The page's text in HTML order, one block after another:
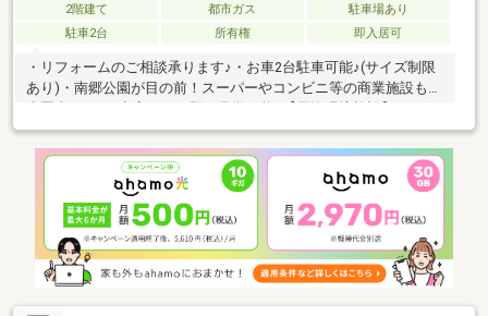
2階建て 都市ガス
駐車場あり
駐車2台
所有権 即入居可
・リフォームのご相談承ります♪・お車2台駐車可能♪(サイズ制限
あり)・南郷公園が目の前！スーパーやコンビニ等の商業施設も徒
大東赤井店：徒歩約13分・ラ・ムー 大東新田店：徒歩約14分・ア
クロスプラザ 大東：徒歩約14分・ドラッグストアコスモス 赤井
店：徒歩約12分・デイリーヤマザキ 大東新田北町店：徒歩約4
分・ローソン 大東太子田三丁目店：徒歩約7分・大東市立南郷中
学校：徒歩約15分・大東市立南郷小学校：徒歩約10分・大東市立
保育所南郷保育所：徒歩約10分ご覧いただきありがとうございま
す♪是非お気軽にお問い合わせください♪